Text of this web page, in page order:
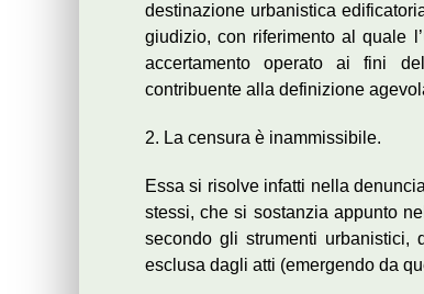
destinazione urbanistica
giudizio, con riferimento al quale
accertamento operato ai fini
contribuente alla definizione
2. La censura è inammissibile.
Essa si risolve infatti nella
stessi, che si sostanzia appunto
secondo gli strumenti urbanistici,
esclusa dagli atti (emergendo da